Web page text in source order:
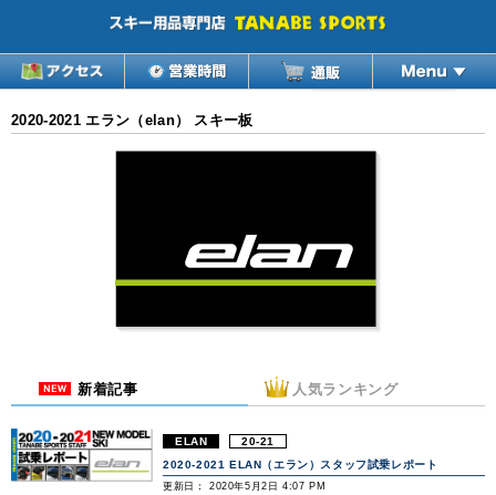
2020-2021 エラン（elan） スキー板
新着記事 人気ランキング
ELAN
20-21
2020-2021 ELAN（エラン）スタッフ試乗レポート
更新日： 2020年5月2日 4:07 PM